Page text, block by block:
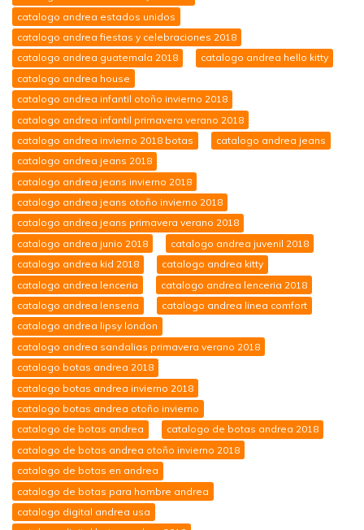
catalogo andrea estados unidos
catalogo andrea fiestas y celebraciones 2018
catalogo andrea guatemala 2018
catalogo andrea hello kitty
catalogo andrea house
catalogo andrea infantil otoño invierno 2018
catalogo andrea infantil primavera verano 2018
catalogo andrea invierno 2018 botas
catalogo andrea jeans
catalogo andrea jeans 2018
catalogo andrea jeans invierno 2018
catalogo andrea jeans otoño invierno 2018
catalogo andrea jeans primavera verano 2018
catalogo andrea junio 2018
catalogo andrea juvenil 2018
catalogo andrea kid 2018
catalogo andrea kitty
catalogo andrea lenceria
catalogo andrea lenceria 2018
catalogo andrea lenseria
catalogo andrea linea comfort
catalogo andrea lipsy london
catalogo andrea sandalias primavera verano 2018
catalogo botas andrea 2018
catalogo botas andrea invierno 2018
catalogo botas andrea otoño invierno
catalogo de botas andrea
catalogo de botas andrea 2018
catalogo de botas andrea otoño invierno 2018
catalogo de botas en andrea
catalogo de botas para hombre andrea
catalogo digital andrea usa